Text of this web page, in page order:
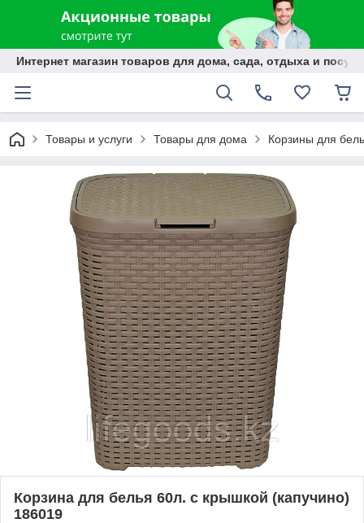
Интернет магазин товаров для дома, сада, отдыха и
Товары и услуги Товары для дома Корзины для
Корзина для белья 60л. с крышкой (капучино)
186019